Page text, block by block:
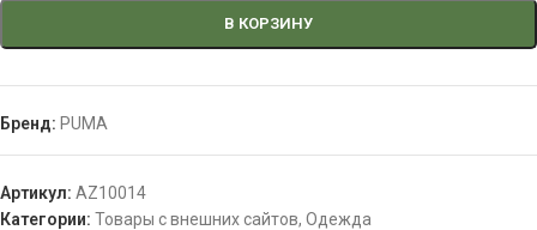
В КОРЗИНУ
Бренд: PUMA
Артикул: AZ10014
Категории: Товары с внешних сайтов, Одежда